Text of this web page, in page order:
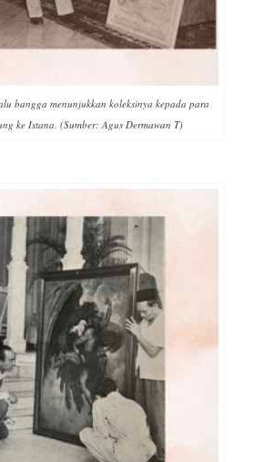
bangga menunjukkan koleksinya kepada para
ke Istana. (Sumber: Agus Dermawan T)